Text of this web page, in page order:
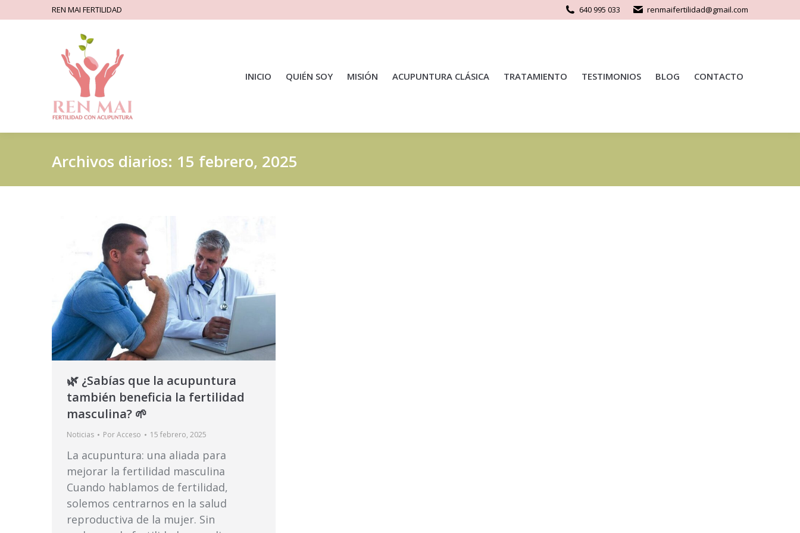
REN MAI FERTILIDAD 640 995 033 renmaifertilidad@gmail.com
INICIO QUIÉN SOY MISIÓN ACUPUNTURA CLÁSICA TRATAMIENTO TESTIMONIOS BLOG CONTACTO
Archivos diarios: 15 febrero, 2025
🌿 ¿Sabías que la acupuntura
también beneficia la fertilidad
masculina? 🌱
Noticias PorAcceso 15 febrero, 2025
La acupuntura: una aliada para
mejorar la fertilidad masculina
Cuando hablamos de fertilidad,
solemos centrarnos en la salud
reproductiva de la mujer. Sin